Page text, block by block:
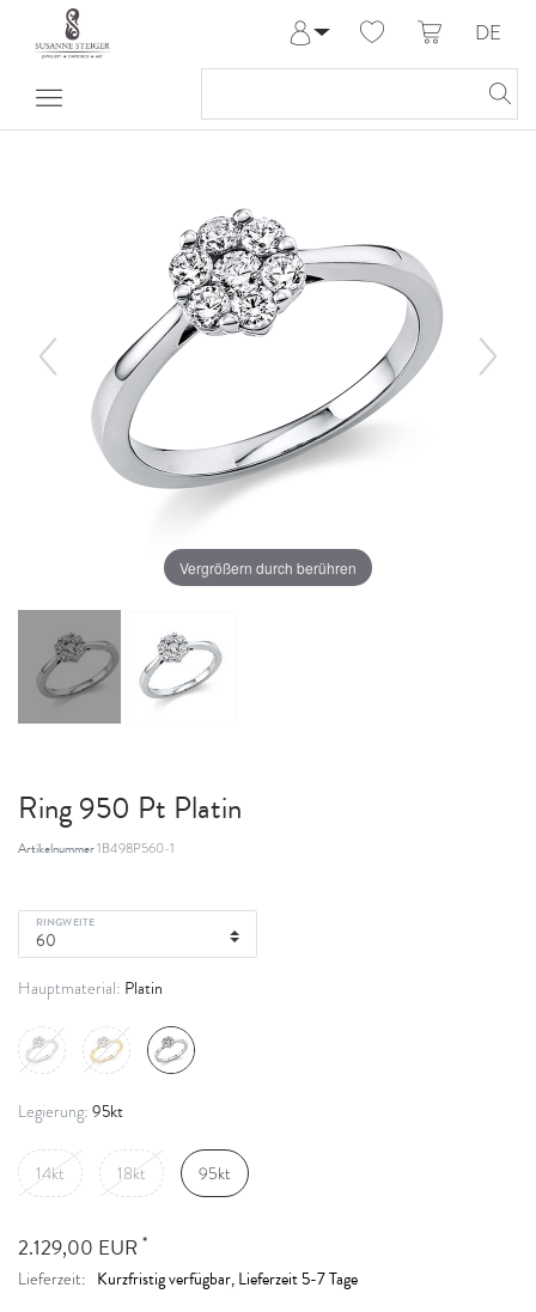
Anmelden
Meine Bestellungen
DE
Vergrößern durch berühren
Ring 950 Pt Platin
Artikelnummer1B498P560-1
RINGWEITE
Hauptmaterial: Platin
Legierung: 95kt
14kt 18kt 95kt
2.129,00 EUR *
Lieferzeit: Kurzfristig verfügbar, Lieferzeit 5-7 Tage